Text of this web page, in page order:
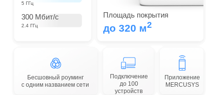
300 Мбит/с
5 ГГц
2.4 ГГц
Площадь покрытия
до 320 м2
Бесшовный роуминг
с одним названием сети
Подключение
до 100
устройств
Приложение
MERCUSYS